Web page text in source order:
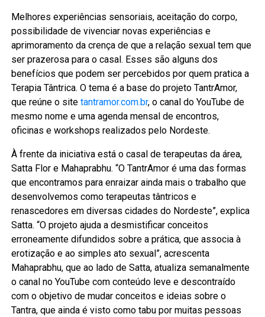
Melhores experiências sensoriais, aceitação do corpo,
possibilidade de vivenciar novas experiências e
aprimoramento da crença de que a relação sexual tem que
ser prazerosa para o casal. Esses são alguns dos
benefícios que podem ser percebidos por quem pratica a
Terapia Tântrica. O tema é a base do projeto TantrAmor,
que reúne o sitetantramor.com.br, o canal do YouTube de
mesmo nome e uma agenda mensal de encontros,
oficinas e workshops realizados pelo Nordeste.
À frente da iniciativa está o casal de terapeutas da área,
Satta Flor e Mahaprabhu. “O TantrAmor é uma das formas
que encontramos para enraizar ainda mais o trabalho que
desenvolvemos como terapeutas tântricos e
renascedores em diversas cidades do Nordeste”, explica
Satta. “O projeto ajuda a desmistificar conceitos
erroneamente difundidos sobre a prática, que associa à
erotização e ao simples ato sexual”, acrescenta
Mahaprabhu, que ao lado de Satta, atualiza semanalmente
o canal no YouTube com conteúdo leve e descontraído
com o objetivo de mudar conceitos e ideias sobre o
Tantra, que ainda é visto como tabu por muitas pessoas